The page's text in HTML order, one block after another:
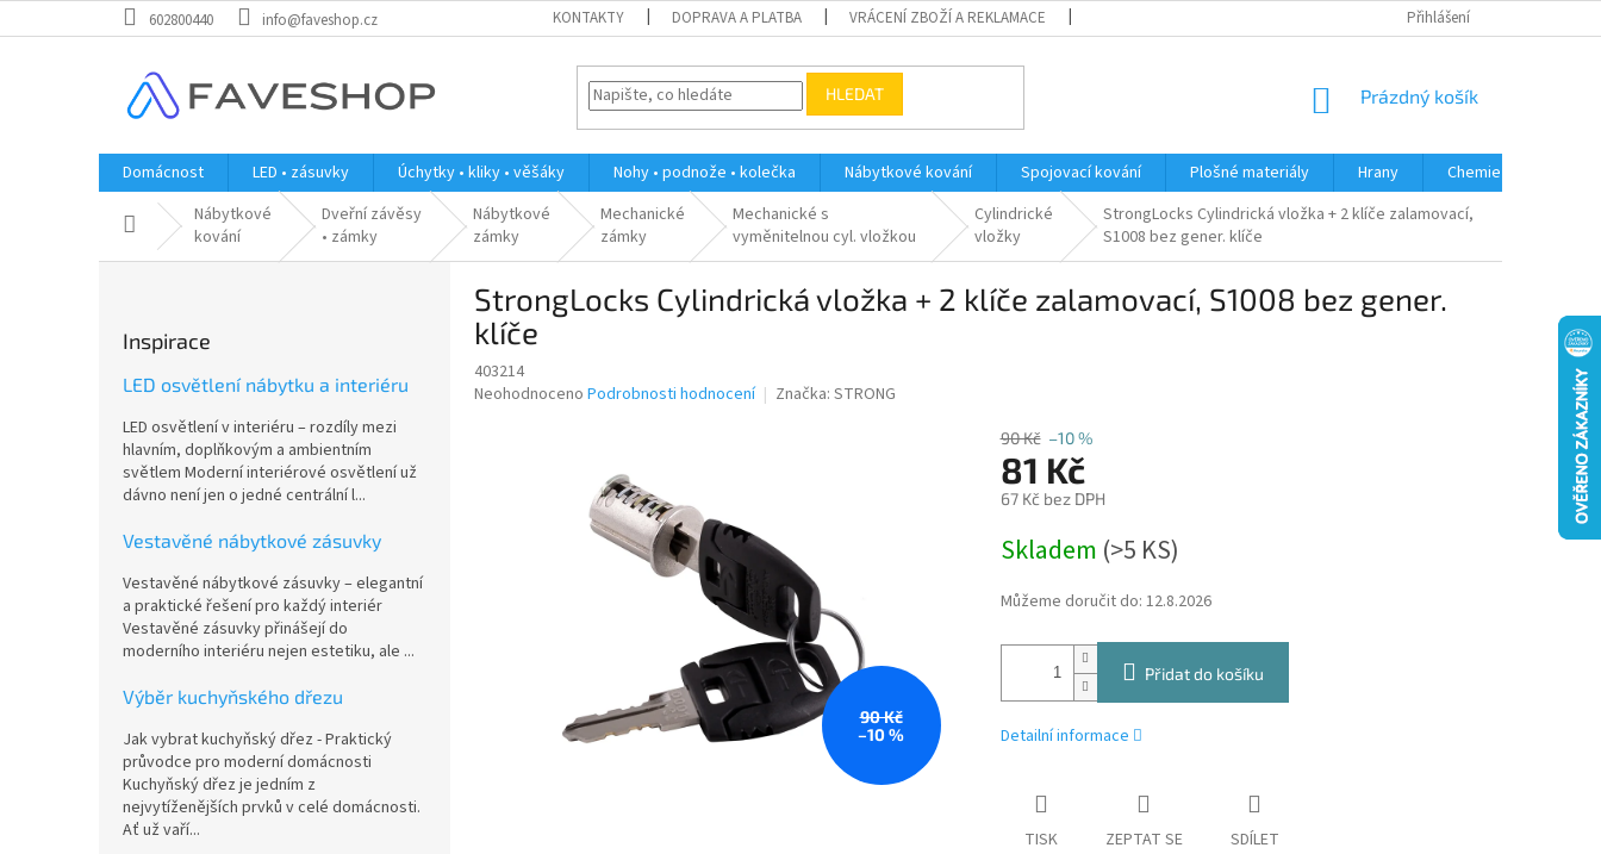
na
602800440 info@faveshop.cz KONTAKTY DOPRAVA A PLATBA VRÁCENÍ ZBOŽÍ A REKLAMACE PODMÍNKY OCHRANY OSOBNÍCH ÚDAJŮ
Přihlášení
HLEDAT
NÁKUPNÍ
Prázdný košík
Domácnost LED • zásuvky Úchytky • kliky • věšáky Nohy • podnože • kolečka Nábytkové kování Spojovací kování Plošné materiály Hrany Chemie • doplňky
Domů Nábytkové
kování
Dveřní závěsy
• zámky
Nábytkové
zámky
Mechanické
zámky
Mechanické s
vyměnitelnou cyl. vložkou
Cylindrické
vložky
StrongLocks Cylindrická vložka + 2 klíče zalamovací,
S1008 bez gener. klíče
Inspirace
LED osvětlení nábytku a interiéru
LED osvětlení v interiéru – rozdíly mezi
hlavním, doplňkovým a ambientním
světlem Moderní interiérové osvětlení už
dávno není jen o jedné centrální l...
Vestavěné nábytkové zásuvky
Vestavěné nábytkové zásuvky – elegantní
a praktické řešení pro každý interiér
Vestavěné zásuvky přinášejí do
moderního interiéru nejen estetiku, ale ...
Výběr kuchyňského dřezu
Jak vybrat kuchyňský dřez - Praktický
průvodce pro moderní domácnosti
Kuchyňský dřez je jedním z
nejvytíženějších prvků v celé domácnosti.
Ať už vaří...
StrongLocks Cylindrická vložka + 2 klíče zalamovací, S1008 bez gener.
klíče
403214
Průměrné
Neohodnoceno Podrobnosti hodnocení Značka: STRONG
90 Kč
–10 %
90 Kč –10 %
81 Kč
67 Kč bez DPH
cena:
Skladem (>5 KS)
Můžeme doručit do: 12.8.2026
Přidat do košíku
Detailní informace
TISK ZEPTAT SE SDÍLET